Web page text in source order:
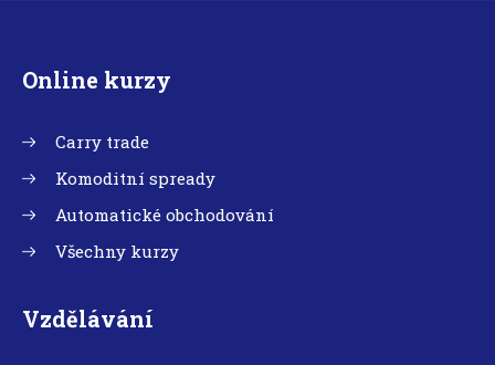
Online kurzy
Carry trade
Komoditní spready
Automatické obchodování
Všechny kurzy
Vzdělávání